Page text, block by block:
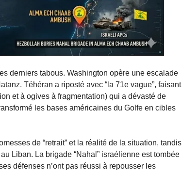
derniers tabous. Washington opère une escalade
Téhéran a riposté avec “la 71e vague”, faisant
et à ogives à fragmentation) qui a dévasté de
les bases américaines du Golfe en cibles
de “retrait” et la réalité de la situation, tandis
Liban. La brigade “Nahal” israélienne est tombée
défenses n’ont pas réussi à repousser les